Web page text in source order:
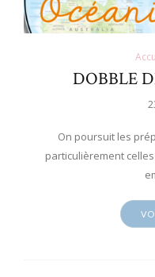
DOBBLE
On poursuit les
particulièrement